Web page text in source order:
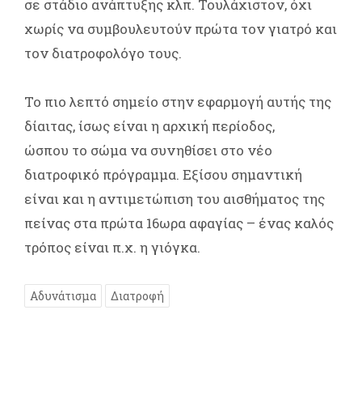
σε στάδιο ανάπτυξης κλπ. Τουλάχιστον, όχι
χωρίς να συμβουλευτούν πρώτα τον γιατρό και
τον διατροφολόγο τους.
Το πιο λεπτό σημείο στην εφαρμογή αυτής της
δίαιτας, ίσως είναι η αρχική περίοδος,
ώσπου το σώμα να συνηθίσει στο νέο
διατροφικό πρόγραμμα. Εξίσου σημαντική
είναι και η αντιμετώπιση του αισθήματος της
πείνας στα πρώτα 16ωρα αφαγίας – ένας καλός
τρόπος είναι π.χ. η γιόγκα.
Αδυνάτισμα Διατροφή